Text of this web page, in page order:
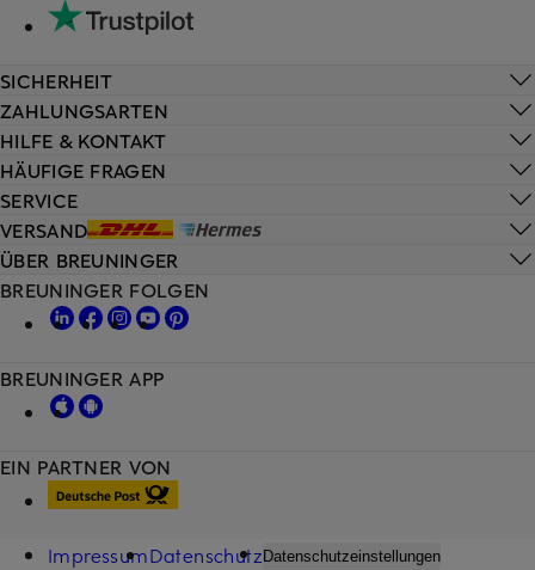
HILFE & KONTAKT
HÄUFIGE FRAGEN
SERVICE
VERSAND
SICHERHEIT
ZAHLUNGSARTEN
ÜBER BREUNINGER
EIN PARTNER VON
BREUNINGER FOLGEN
BREUNINGER APP
ImpressumDatenschutz Datenschutzeinstellungen